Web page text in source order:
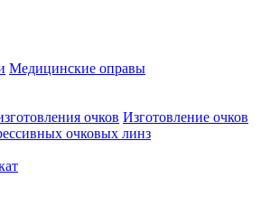
Медицинские оправы
очков Изготовление очков
очковых линз